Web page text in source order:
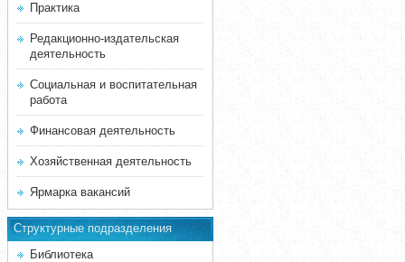
Практика
Редакционно-издательская
деятельность
Социальная и воспитательная
работа
Финансовая деятельность
Хозяйственная деятельность
Ярмарка вакансий
Структурные подразделения
Библиотека